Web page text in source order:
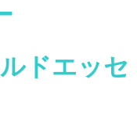
ドエッセ